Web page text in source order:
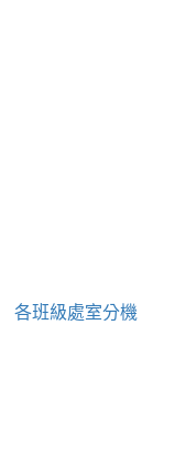
各班級處室分機